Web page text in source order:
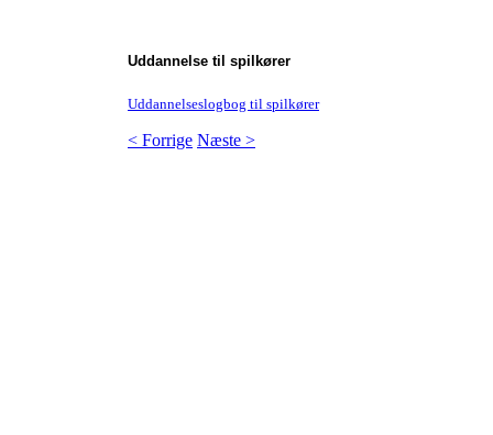
Uddannelse til spilkører
Uddannelseslogbog til spilkører
< Forrige Næste >